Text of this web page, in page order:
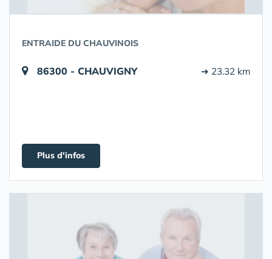
ENTRAIDE DU CHAUVINOIS
86300 - CHAUVIGNY ➔ 23.32 km
Plus d'infos